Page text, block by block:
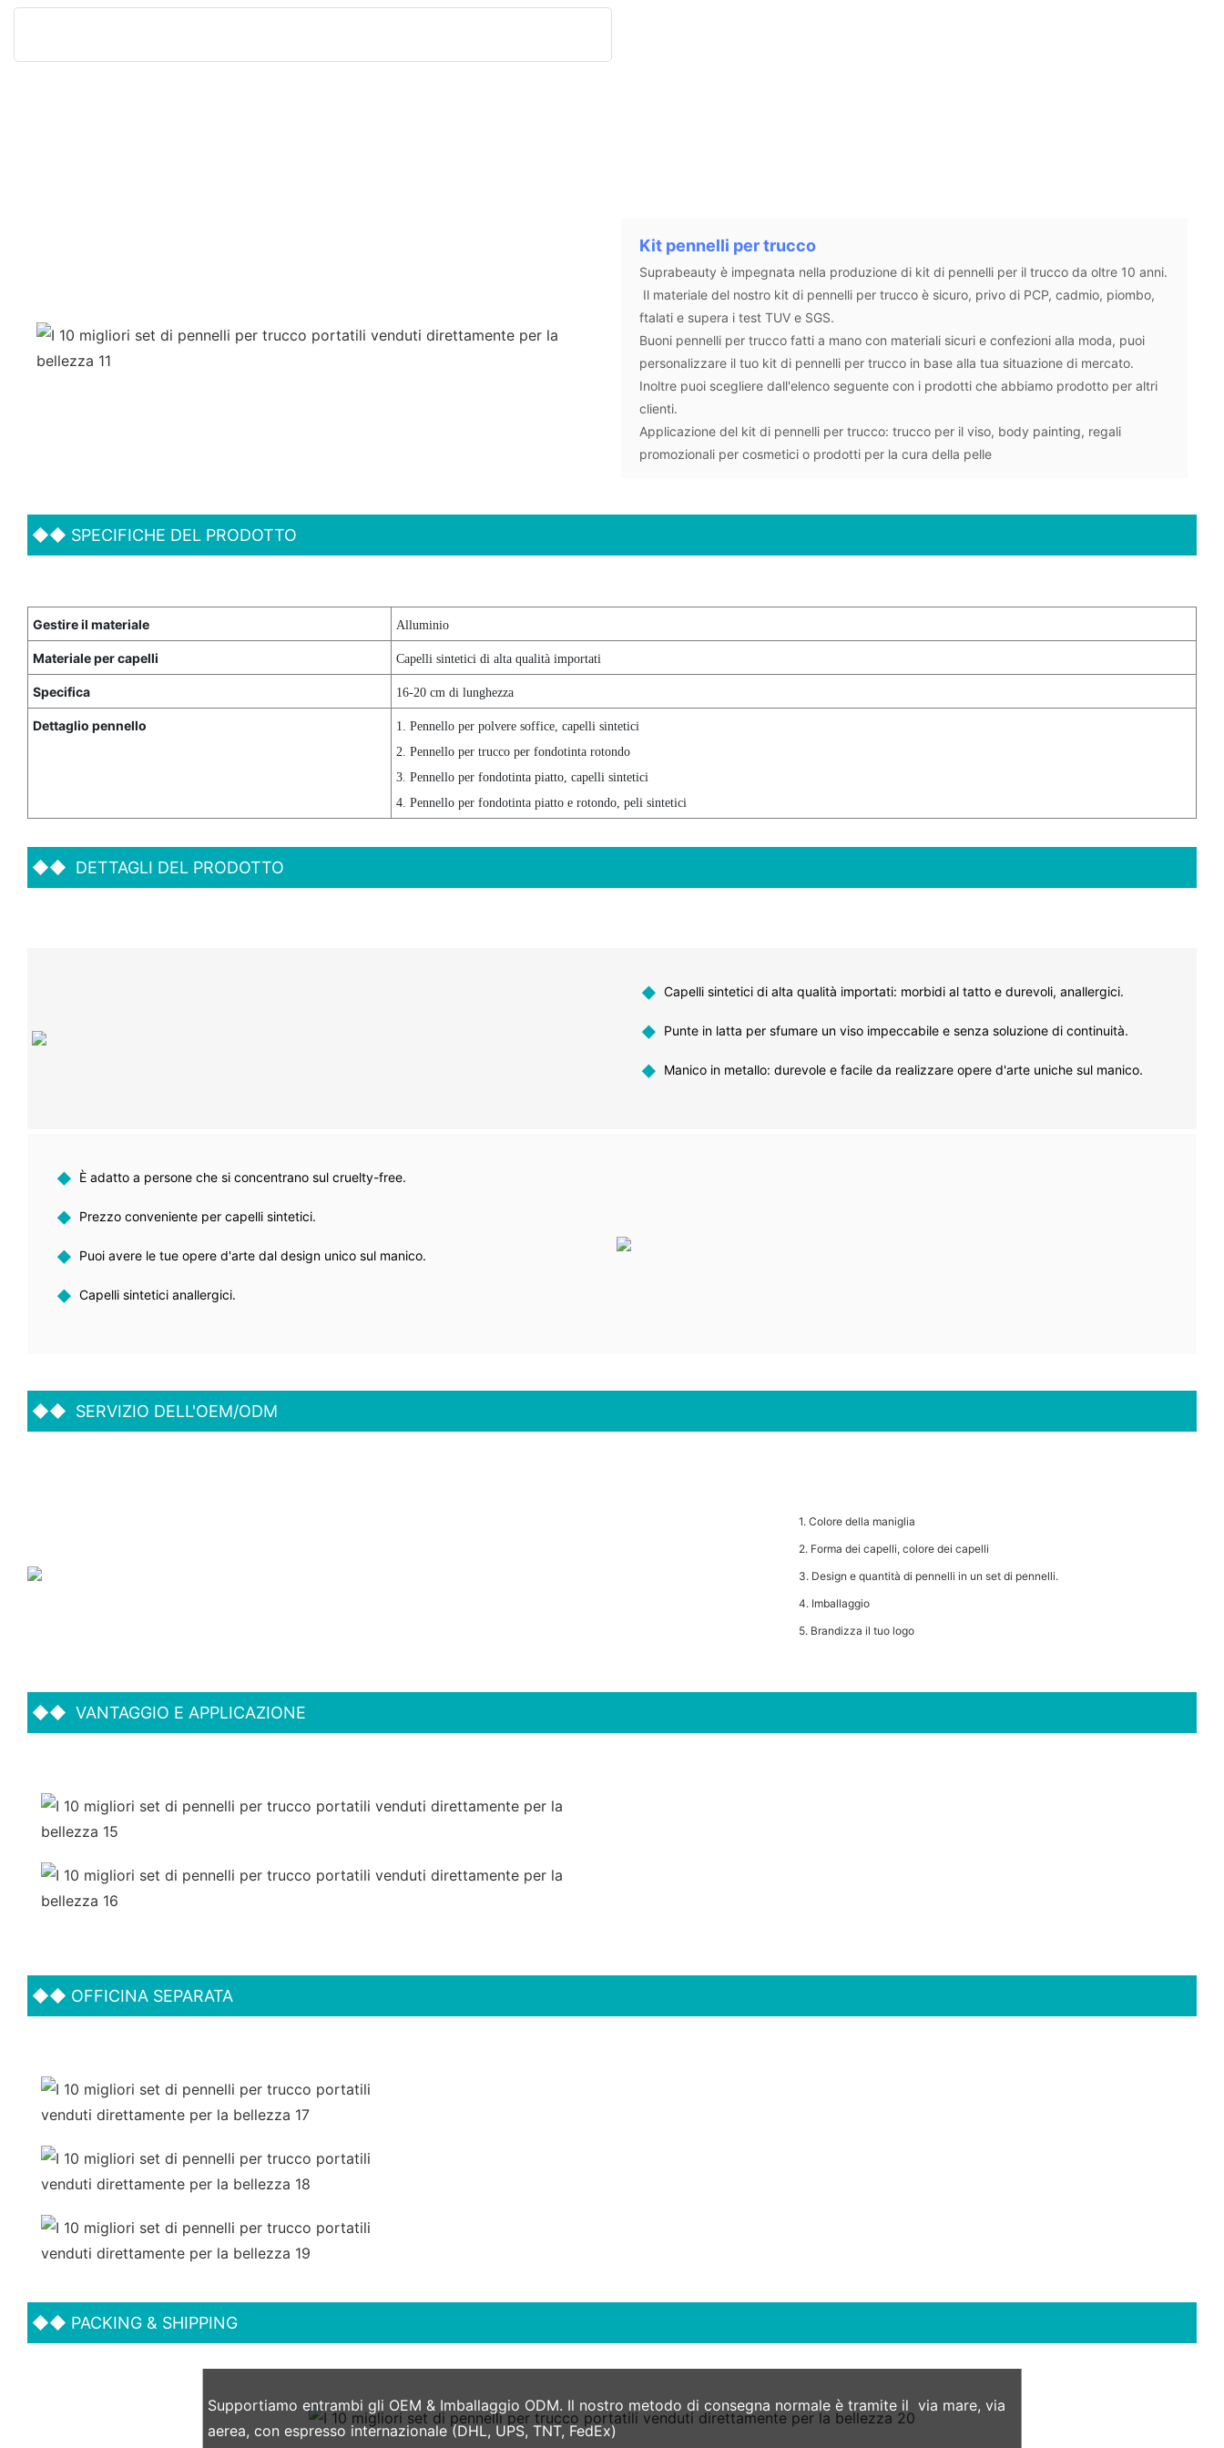
Kit pennelli per trucco
Suprabeauty è impegnata nella produzione di kit di pennelli per il trucco da oltre 10 anni.
Il materiale del nostro kit di pennelli per trucco è sicuro, privo di PCP, cadmio, piombo,
ftalati e supera i test TUV e SGS.
Buoni pennelli per trucco fatti a mano con materiali sicuri e confezioni alla moda, puoi
personalizzare il tuo kit di pennelli per trucco in base alla tua situazione di mercato.
Inoltre puoi scegliere dall'elenco seguente con i prodotti che abbiamo prodotto per altri
clienti.
Applicazione del kit di pennelli per trucco: trucco per il viso, body painting, regali
promozionali per cosmetici o prodotti per la cura della pelle
◆◆ SPECIFICHE DEL PRODOTTO
Gestire il materiale Alluminio
Materiale per capelli Capelli sintetici di alta qualità importati
Specifica 16-20 cm di lunghezza
Dettaglio pennello
1. Pennello per polvere soffice, capelli sintetici
2. Pennello per trucco per fondotinta rotondo
3. Pennello per fondotinta piatto, capelli sintetici
4. Pennello per fondotinta piatto e rotondo, peli sintetici
◆◆ DETTAGLI DEL PRODOTTO
◆ Capelli sintetici di alta qualità importati: morbidi al tatto e durevoli, anallergici.
◆ Punte in latta per sfumare un viso impeccabile e senza soluzione di continuità.
◆ Manico in metallo: durevole e facile da realizzare opere d'arte uniche sul manico.
◆ È adatto a persone che si concentrano sul cruelty-free.
◆ Prezzo conveniente per capelli sintetici.
◆ Puoi avere le tue opere d'arte dal design unico sul manico.
◆ Capelli sintetici anallergici.
◆◆ SERVIZIO DELL'OEM/ODM
1. Colore della maniglia
2. Forma dei capelli, colore dei capelli
3. Design e quantità di pennelli in un set di pennelli.
4. Imballaggio
5. Brandizza il tuo logo
◆◆ VANTAGGIO E APPLICAZIONE
◆◆ OFFICINA SEPARATA
◆◆ PACKING & SHIPPING
Supportiamo entrambi gli OEM & Imballaggio ODM. Il nostro metodo di consegna normale è tramite il via mare, via
aerea, con espresso internazionale (DHL, UPS, TNT, FedEx)